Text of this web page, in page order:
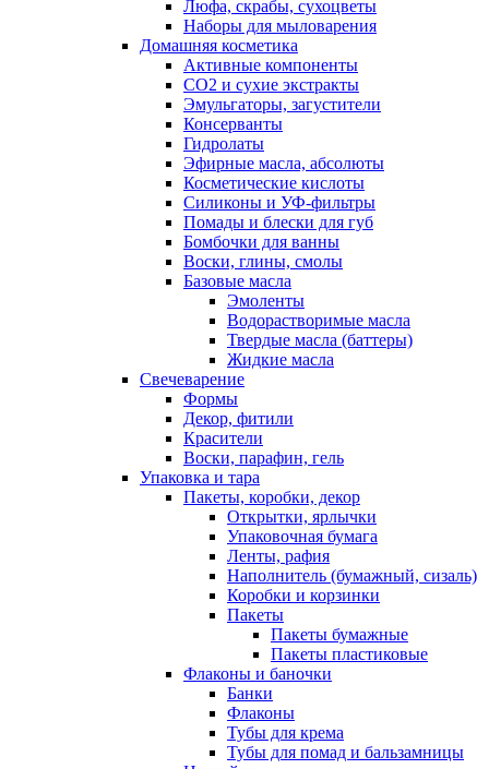
Люфа, скрабы, сухоцветы
Наборы для мыловарения
Домашняя косметика
Активные компоненты
СО2 и сухие экстракты
Эмульгаторы, загустители
Консерванты
Гидролаты
Эфирные масла, абсолюты
Косметические кислоты
Силиконы и УФ-фильтры
Помады и блески для губ
Бомбочки для ванны
Воски, глины, смолы
Базовые масла
Эмоленты
Водорастворимые масла
Твердые масла (баттеры)
Жидкие масла
Свечеварение
Формы
Декор, фитили
Красители
Воски, парафин, гель
Упаковка и тара
Пакеты, коробки, декор
Открытки, ярлычки
Упаковочная бумага
Ленты, рафия
Наполнитель (бумажный, сизаль)
Коробки и корзинки
Пакеты
Пакеты бумажные
Пакеты пластиковые
Флаконы и баночки
Банки
Флаконы
Тубы для крема
Тубы для помад и бальзамницы